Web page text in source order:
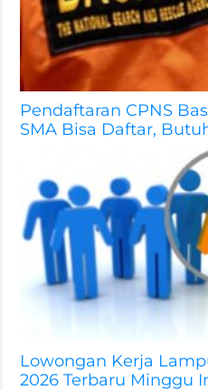
Pendaftaran CPNS
SMA Bisa Daftar,
Lowongan Kerja
2026 Terbaru Minggu